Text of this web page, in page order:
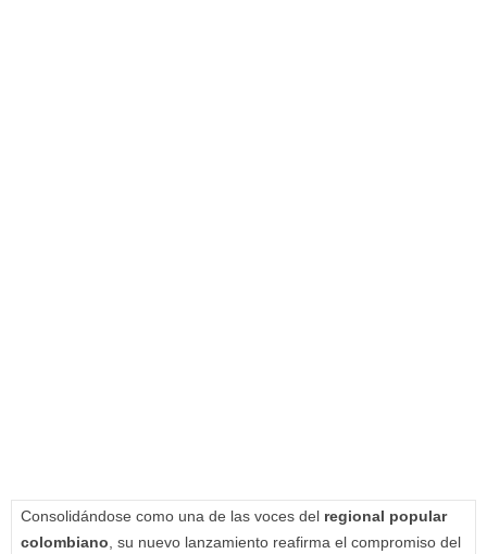
Consolidándose como una de las voces del regional popular
colombiano , su nuevo lanzamiento reafirma el compromiso del